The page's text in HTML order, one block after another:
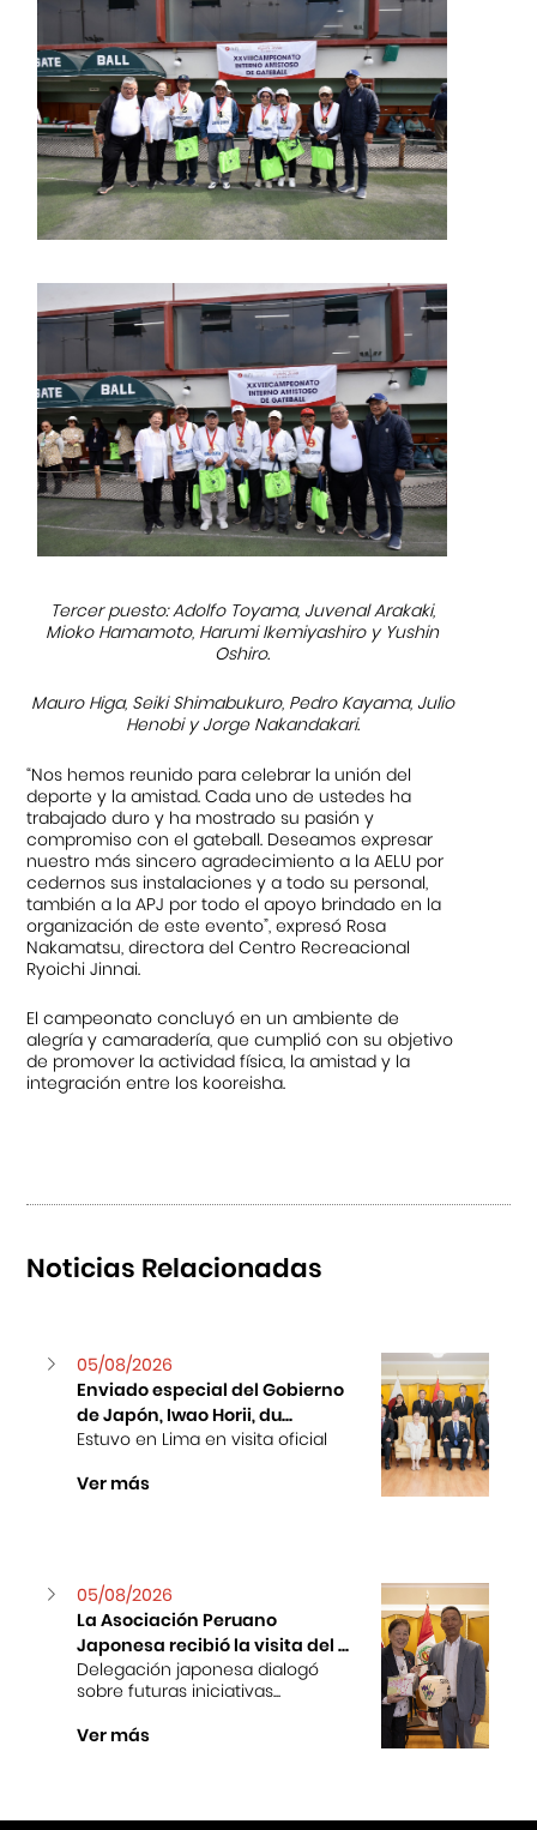
Tercer puesto: Adolfo Toyama, Juvenal Arakaki,
Mioko Hamamoto, Harumi Ikemiyashiro y Yushin
Oshiro.
Mauro Higa, Seiki Shimabukuro, Pedro Kayama, Julio
Henobi y Jorge Nakandakari.
“Nos hemos reunido para celebrar la unión del
deporte y la amistad. Cada uno de ustedes ha
trabajado duro y ha mostrado su pasión y
compromiso con el gateball. Deseamos expresar
nuestro más sincero agradecimiento a la AELU por
cedernos sus instalaciones y a todo su personal,
también a la APJ por todo el apoyo brindado en la
organización de este evento”, expresó Rosa
Nakamatsu, directora del Centro Recreacional
Ryoichi Jinnai.
El campeonato concluyó en un ambiente de
alegría y camaradería, que cumplió con su objetivo
de promover la actividad física, la amistad y la
integración entre los kooreisha.
Noticias Relacionadas
05/08/2026
Enviado especial del Gobierno
de Japón, Iwao Horii, du...
Estuvo en Lima en visita oficial
Ver más
05/08/2026
La Asociación Peruano
Japonesa recibió la visita del ...
Delegación japonesa dialogó
sobre futuras iniciativas...
Ver más